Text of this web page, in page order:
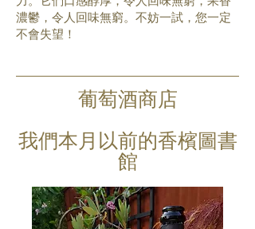
濃鬱，令人回味無窮。不妨一試，您一定
不會失望！
葡萄酒商店
我們本月以前的香檳圖書
館